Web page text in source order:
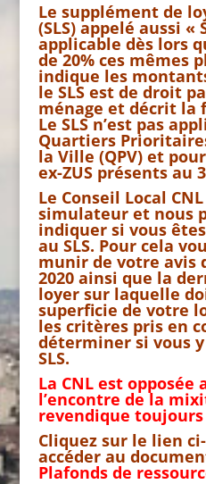
Le supplément de
(SLS) appelé aussi «
applicable dès lors
de 20% ces mêmes
indique les
le SLS est de droit
ménage et décrit la
Le SLS n’est pas
Quartiers
la Ville (QPV) et
ex-ZUS présents au
Le Conseil Local
simulateur et nous
indiquer si vous
au SLS. Pour cela
munir de votre avis
2020 ainsi que la
loyer sur laquelle
superficie de votre
les critères pris en
déterminer si vous
SLS.
La CNL est opposée
l’encontre de la
revendique
Cliquez sur le lien
accéder au
Plafonds de